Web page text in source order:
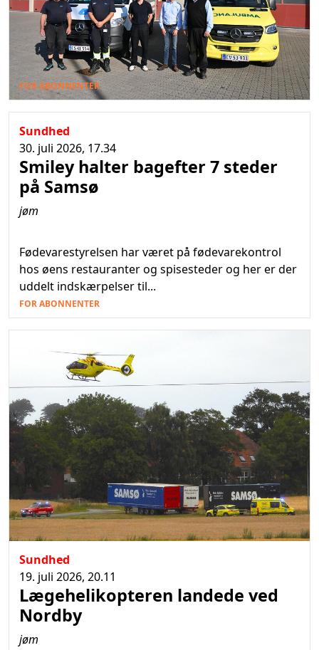
FOR ABONNENTER
Sundhed
30. juli 2026, 17.34
Smiley halter bagefter 7 steder
på Samsø
jøm
Fødevarestyrelsen har været på fødevarekontrol
hos øens restauranter og spisesteder og her er der
uddelt indskærpelser til...
FOR ABONNENTER
Sundhed
19. juli 2026, 20.11
Lægehelikopteren landede ved
Nordby
jøm